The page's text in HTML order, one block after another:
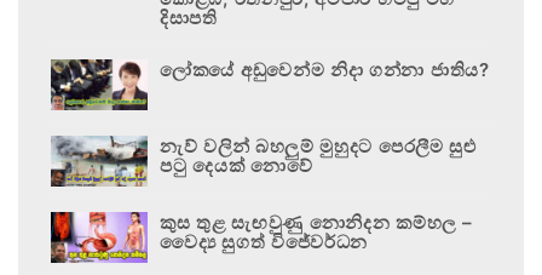
දිසාපති
ලෝකයේ අඩුවෙන්ම නිදා ගන්නා ජාතිය?
නැව් වලින් බහලුම් මුහුදට පෙරලීම සුළු
පටු දෙයක් නොවේ
කුස තුළ සැඟවුණු නොනිදන කම්හල –
වෛද්‍ය සුගත් විජේවර්ධන